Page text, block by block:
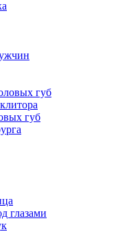
губ
губ
глазами